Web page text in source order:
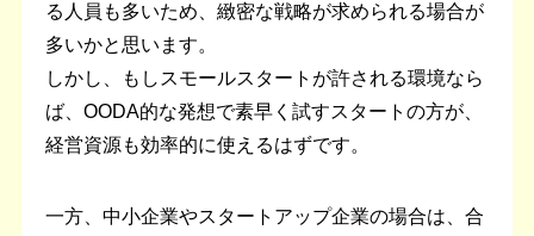
る人員も多いため、緻密な戦略が求められる場合が
多いかと思います。
しかし、もしスモールスタートが許される環境なら
ば、OODA的な発想で素早く試すスタートの方が、
経営資源も効率的に使えるはずです。
一方、中小企業やスタートアップ企業の場合は、合